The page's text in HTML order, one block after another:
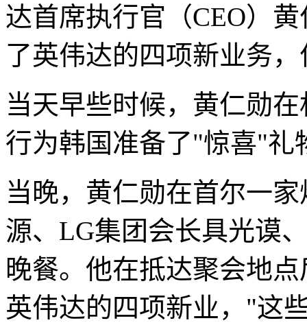
达首席执行官（CEO）
了英伟达的四项新业务
当天早些时候，黄仁勋
行为韩国准备了"惊喜"礼
当晚，黄仁勋在首尔一
源、LG集团会长具光谟
晚餐。他在抵达聚会地
英伟达的四项新业，"这